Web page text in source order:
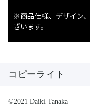
※商品仕様、デザイン
ざいます。
コピーライト
©2021 Daiki Tanaka